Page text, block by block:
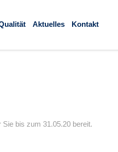
Aktuelles Kontakt
bis zum 31.05.20 bereit.